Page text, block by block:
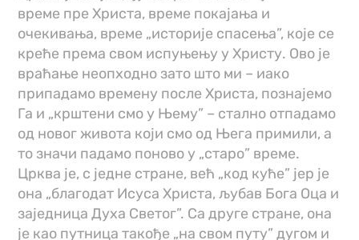
време пре Христа, време покајања и
очекивања, време „историје спасења”, које се
креће према свом испуњењу у Христу. Ово је
враћање неопходно зато што ми – иако
припадамо времeну после Христа, познајемо
Га и „крштени смо у Њему” – стално отпадамо
од новог живота који смо од Њега примили, а
то значи падамо поново у „старо” време.
Црква је, с једне стране, већ „код куће” јер је
она „благодат Исуса Христа, љубав Бога Оца и
заједница Духа Светог”. Са друге стране, она
је као путница такође „на свом путу” дугом и